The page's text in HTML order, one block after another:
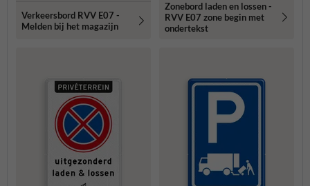
Verkeersbord RVV E07 -
Melden bij het magazijn
Zonebord laden en lossen -
RVV E07 zone begin met
ondertekst